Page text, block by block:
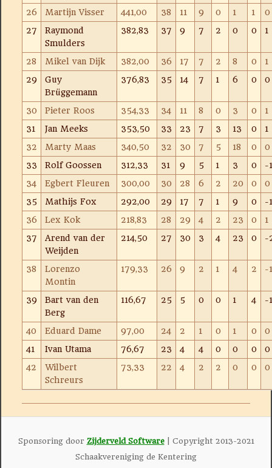
26 Martijn Visser 441,00 38 11 9 0 1 1
0
27
Raymond
Smulders
382,83 37 9 7 2 0 0 1
28 Mikel van Dijk 382,00 36 17 7 2 8 0
1
29
Guy
Brüggemann
376,83 35 14 7 1 6 0 0
30 Pieter Roos 354,33 34 11 8 0 3 0
1
31
Jan Meeks 353,50 33 23 7 3 13 0
1
32
Marty Maas 340,50 32 30 7 5 18 0
0
33
Rolf Goossen 312,33 31 9 5 1 3 0
-1
34
Egbert Fleuren 300,00 30 28 6 2 20 0
0
35
Mathijs Fox 292,00 29 17 7 1 9 0
-1
36
Lex Kok 218,83 28 29 4 2 23 0
1
37
Arend van der
Weijden
214,50 27 30 3 4 23 0 -
38
Lorenzo
Montin
179,33 26 9 2 1 4 2 -1
39
Bart van den
Berg
116,67 25 5 0 0 1 4 -1
40 Eduard Dame 97,00 24 2 1 0 1 0
0
41
Ivan Utama 76,67 23 4 4 0 0 0
0
42
Wilbert
Schreurs
73,33 22 4 2 2 0 0 0
Sponsoring door Zijderveld Software| Copyright 2013-2021
Schaakvereniging de Kentering